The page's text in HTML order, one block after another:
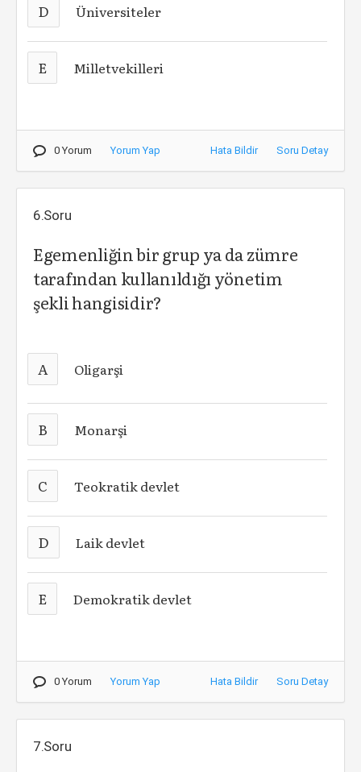
D Üniversiteler
E Milletvekilleri
0 Yorum Yorum Yap Hata Bildir Soru Detay
6.Soru
Egemenliğin bir grup ya da zümre
tarafından kullanıldığı yönetim
şeklihangisidir?
A Oligarşi
B Monarşi
C Teokratik devlet
D Laik devlet
E Demokratik devlet
0 Yorum Yorum Yap Hata Bildir Soru Detay
7.Soru